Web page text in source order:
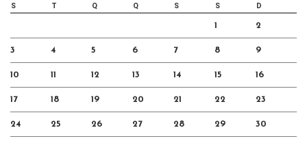
S T Q Q S S D
1 2
3 4 5 6 7 8 9
10 11 12 13 14 15 16
17 18 19 20 21 22 23
24 25 26 27 28 29 30